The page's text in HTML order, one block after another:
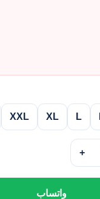
L
XL
XXL
+
واتساب